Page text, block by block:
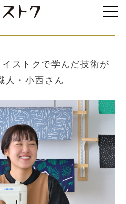
ストクで学んだ技術が
人・小西さん